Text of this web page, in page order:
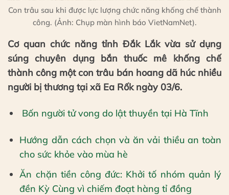
Con trâu sau khi được lực lượng chức năng khống chế thành
công. (Ảnh: Chụp màn hình báo VietNamNet).
Cơ quan chức năng tỉnh Đắk Lắk vừa sử dụng
súng chuyên dụng bắn thuốc mê khống chế
thành công một con trâu bán hoang dã húc nhiều
người bị thương tại xã Ea Rốk ngày 03/6.
Bốn người tử vong do lật thuyền tại Hà Tĩnh
Hướng dẫn cách chọn và ăn vải thiều an toàn
cho sức khỏe vào mùa hè
Ăn chặn tiền công đức: Khởi tố nhóm quản lý
đền Kỳ Cùng vì chiếm đoạt hàng tỉ đồng